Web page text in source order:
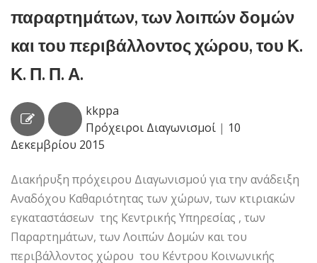
παραρτημάτων, των λοιπών δομών
και του περιβάλλοντος χώρου, του Κ.
Κ. Π. Π. Α.
kkppa
Πρόχειροι Διαγωνισμοί | 10
Δεκεμβρίου 2015
Διακήρυξη πρόχειρου Διαγωνισμού για την ανάδειξη
Αναδόχου Καθαριότητας των χώρων, των κτιριακών
εγκαταστάσεων της Κεντρικής Υπηρεσίας , των
Παραρτημάτων, των Λοιπών Δομών και του
περιβάλλοντος χώρου του Κέντρου Κοινωνικής